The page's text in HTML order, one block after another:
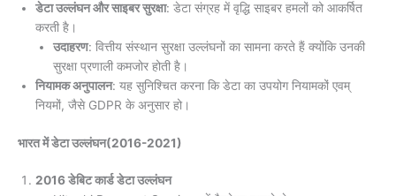
डेटा उल्लंघन और साइबर सुरक्षा: डेटा संग्रह में वृद्धि साइबर हमलों को आकर्षित
करती है।
उदाहरण: वित्तीय संस्थान सुरक्षा उल्लंघनों का सामना करते हैं क्योंकि उनकी
सुरक्षा प्रणाली कमजोर होती है।
नियामक अनुपालन: यह सुनिश्चित करना कि डेटा का उपयोग नियामकों एवम्
नियमों, जैसे GDPR के अनुसार हो।
भारत में डेटा उल्लंघन(2016-2021)
2016 डेबिट कार्ड डेटा उल्लंघन